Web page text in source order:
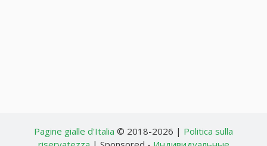
Pagine gialle d'Italia © 2018-2026 | Politica sulla